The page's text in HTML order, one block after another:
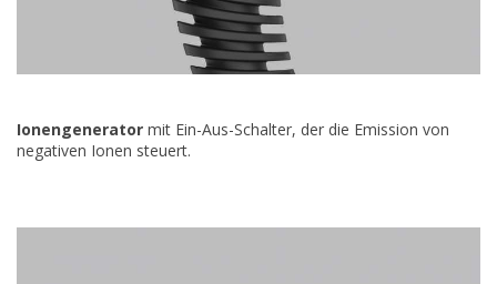
Ionengenerator mit Ein-Aus-Schalter, der die Emission von
negativen Ionen steuert.